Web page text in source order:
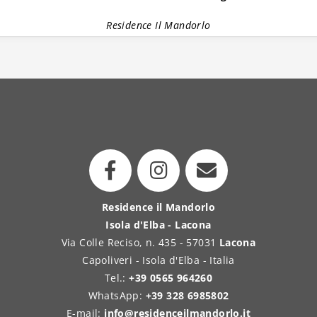
Residence Il Mandorlo
Residence il Mandorlo
Isola d'Elba - Lacona
Via Colle Reciso, n. 435 - 57031 Lacona
Capoliveri - Isola d'Elba - Italia
Tel.:+39 0565 964260
WhatsApp: +39 328 6985802
E-mail: info@residenceilmandorlo.it